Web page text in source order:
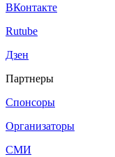
ВКонтакте
Rutube
Дзен
Партнеры
Спонсоры
Организаторы
СМИ